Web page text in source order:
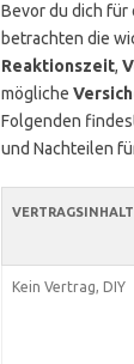
Bevor du dich
betrachten die
Reaktionszeit,
mögliche
Folgenden
und Nachteilen
VERTRAGSINHALT
Kein Vertrag, DIY